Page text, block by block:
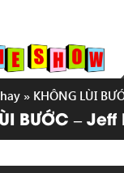
» KHÔNG LÙI
BƯỚC –